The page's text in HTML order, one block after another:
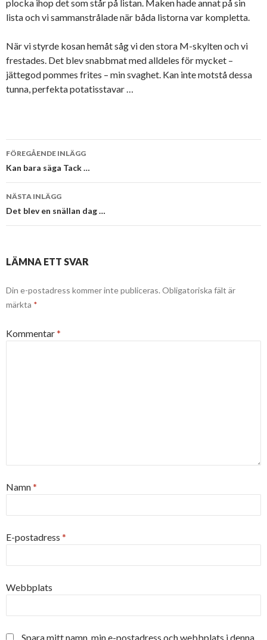
plocka ihop det som står på listan. Maken hade annat på sin
lista och vi sammanstrålade när båda listorna var kompletta.
När vi styrde kosan hemåt såg vi den stora M-skylten och vi
frestades. Det blev snabbmat med alldeles för mycket –
jättegod pommes frites – min svaghet. Kan inte motstå dessa
tunna, perfekta potatisstavar …
Inläggsnavigering
FÖREGÅENDE INLÄGG
Kan bara säga Tack …
NÄSTA INLÄGG
Det blev en snällan dag …
LÄMNA ETT SVAR
Din e-postadress kommer inte publiceras. Obligatoriska fält är
märkta *
Kommentar*
Namn*
E-postadress *
Webbplats
Spara mitt namn, min e-postadress och webbplats i denna